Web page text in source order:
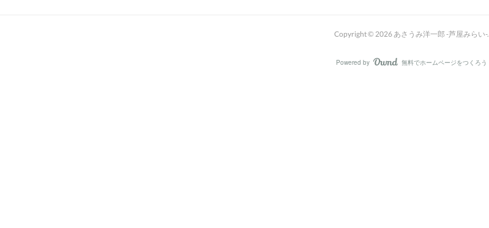
Copyright © 2026あさうみ洋一郎 -芦屋みらい-.
Powered by AmebaOwnd
無料でホームページをつくろう